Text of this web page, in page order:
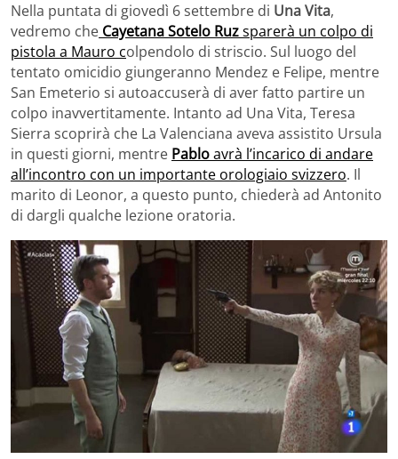
Nella puntata di giovedì 6 settembre di Una Vita,
vedremo che Cayetana Sotelo Ruzsparerà un colpo di
pistola a Mauro colpendolo di striscio. Sul luogo del
tentato omicidio giungeranno Mendez e Felipe, mentre
San Emeterio si autoaccuserà di aver fatto partire un
colpo inavvertitamente. Intanto ad Una Vita, Teresa
Sierra scoprirà che La Valenciana aveva assistito Ursula
in questi giorni, mentre Pabloavrà l’incarico di andare
all’incontro con un importante orologiaio svizzero. Il
marito di Leonor, a questo punto, chiederà ad Antonito
di dargli qualche lezione oratoria.